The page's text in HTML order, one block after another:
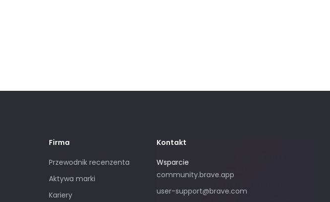
Firma
Przewodnik recenzenta
Aktywa marki
Kariery
Kontakt
Wsparcie
community.brave.app
user-support@brave.com
mail tylko w przypadku
Brave. Aby uzyskać pomoc, odwiedź